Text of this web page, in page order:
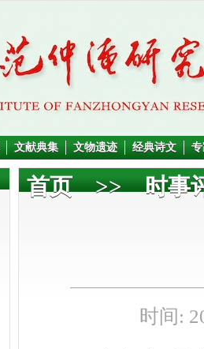
文献典集 文物遗迹 经典诗文
首页>>时事
时间: